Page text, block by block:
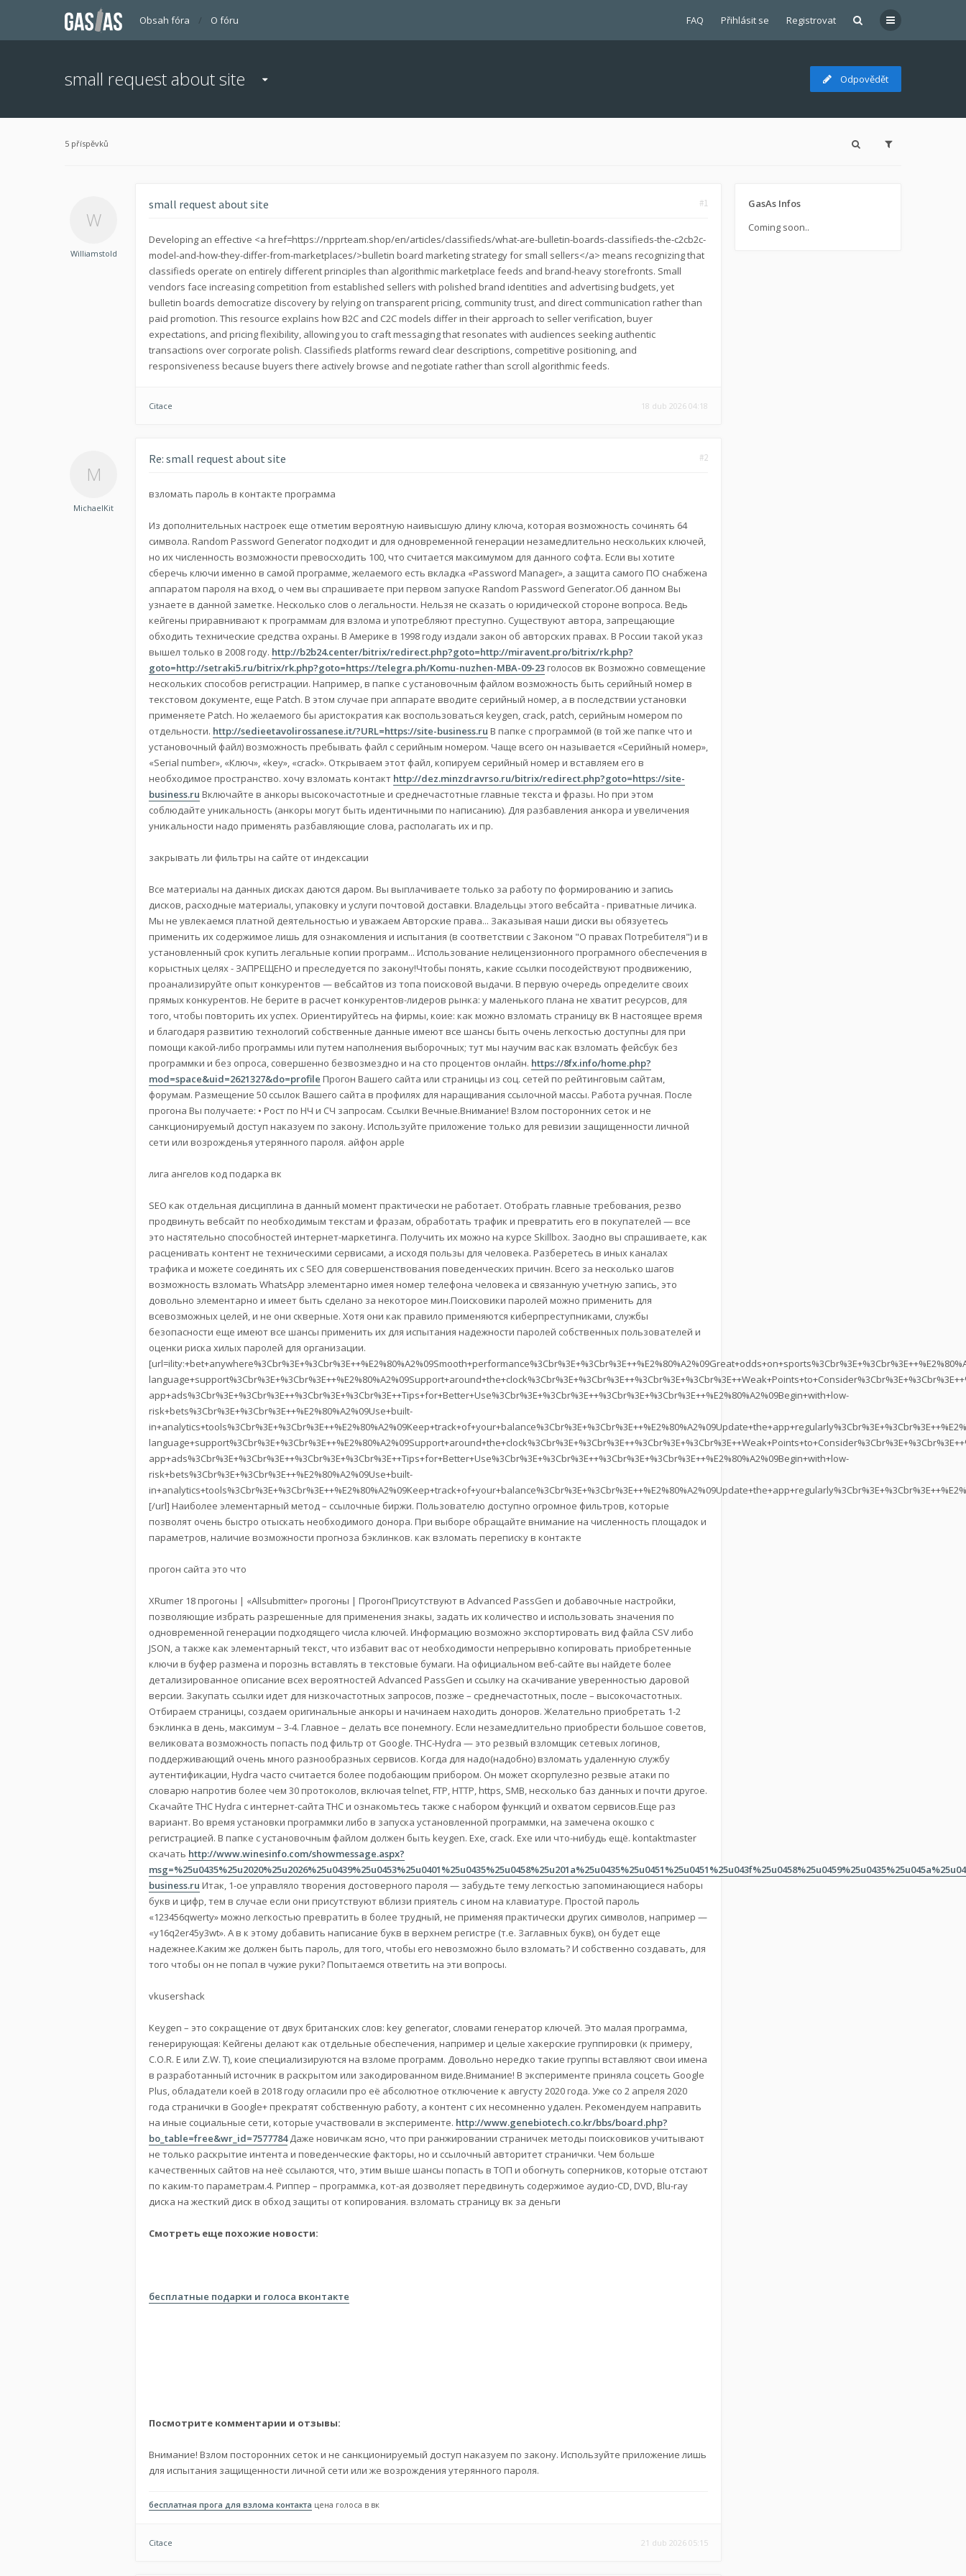
FAQ Přihlásit se Registrovat
Obsah fóra O fóru
small request about site Odpovědět
5 příspěvků
Williamstold
small request about site #1
Developing an effective <a href=https://npprteam.shop/en/articles/classifieds/what-are-bulletin-boards-classifieds-the-c2cb2c-
model-and-how-they-differ-from-marketplaces/>bulletin board marketing strategy for small sellers</a> means recognizing that
classifieds operate on entirely different principles than algorithmic marketplace feeds and brand-heavy storefronts. Small
vendors face increasing competition from established sellers with polished brand identities and advertising budgets, yet
bulletin boards democratize discovery by relying on transparent pricing, community trust, and direct communication rather than
paid promotion. This resource explains how B2C and C2C models differ in their approach to seller verification, buyer
expectations, and pricing flexibility, allowing you to craft messaging that resonates with audiences seeking authentic
transactions over corporate polish. Classifieds platforms reward clear descriptions, competitive positioning, and
responsiveness because buyers there actively browse and negotiate rather than scroll algorithmic feeds.
Citace 18 dub 2026 04:18
MichaelKit
Re: small request about site #2
взломать пароль в контакте программа
Из дополнительных настроек еще отметим вероятную наивысшую длину ключа, которая возможность сочинять 64
символа. Random Password Generator подходит и для одновременной генерации незамедлительно нескольких ключей,
но их численность возможности превосходить 100, что считается максимумом для данного софта. Если вы хотите
сберечь ключи именно в самой программе, желаемого есть вкладка «Password Manager», а защита самого ПО снабжена
аппаратом пароля на вход, о чем вы спрашиваете при первом запуске Random Password Generator.Об данном Вы
узнаете в данной заметке. Несколько слов о легальности. Нельзя не сказать о юридической стороне вопроса. Ведь
кейгены приравнивают к программам для взлома и употребляют преступно. Существуют автора, запрещающие
обходить технические средства охраны. В Америке в 1998 году издали закон об авторских правах. В России такой указ
вышел только в 2008 году. http://b2b24.center/bitrix/redirect.php?goto=http://miravent.pro/bitrix/rk.php?
goto=http://setraki5.ru/bitrix/rk.php?goto=https://telegra.ph/Komu-nuzhen-MBA-09-23голосов вк Возможно совмещение
нескольких способов регистрации. Например, в папке с установочным файлом возможность быть серийный номер в
текстовом документе, еще Patch. В этом случае при аппарате вводите серийный номер, а в последствии установки
применяете Patch. Но желаемого бы аристократия как воспользоваться keygen, crack, patch, серийным номером по
отдельности. http://sedieetavolirossanese.it/?URL=https://site-business.ru В папке с программой (в той же папке что и
установочный файл) возможность пребывать файл с серийным номером. Чаще всего он называется «Серийный номер»,
«Serial number», «Ключ», «key», «crack». Открываем этот файл, копируем серийный номер и вставляем его в
необходимое пространство. хочу взломать контакт http://dez.minzdravrso.ru/bitrix/redirect.php?goto=https://site-
business.ru Включайте в анкоры высокочастотные и среднечастотные главные текста и фразы. Но при этом
соблюдайте уникальность (анкоры могут быть идентичными по написанию). Для разбавления анкора и увеличения
уникальности надо применять разбавляющие слова, располагать их и пр.
закрывать ли фильтры на сайте от индексации
Все материалы на данных дисках даются даром. Вы выплачиваете только за работу по формированию и запись
дисков, расходные материалы, упаковку и услуги почтовой доставки. Владельцы этого вебсайта - приватные личика.
Мы не увлекаемся платной деятельностью и уважаем Авторские права... Заказывая наши диски вы обязуетесь
применить их содержимое лишь для ознакомления и испытания (в соответствии с Законом "О правах Потребителя") и в
установленный срок купить легальные копии программ... Использование нелицензионного програмного обеспечения в
корыстных целях - ЗАПРЕЩЕНО и преследуется по закону!Чтобы понять, какие ссылки посодействуют продвижению,
проанализируйте опыт конкурентов — вебсайтов из топа поисковой выдачи. В первую очередь определите своих
прямых конкурентов. Не берите в расчет конкурентов-лидеров рынка: у маленького плана не хватит ресурсов, для
того, чтобы повторить их успех. Ориентируйтесь на фирмы, коие: как можно взломать страницу вк В настоящее время
и благодаря развитию технологий собственные данные имеют все шансы быть очень легкостью доступны для при
помощи какой-либо программы или путем наполнения выборочных; тут мы научим вас как взломать фейсбук без
программки и без опроса, совершенно безвозмездно и на сто процентов онлайн. https://8fx.info/home.php?
mod=space&uid=2621327&do=profile Прогон Вашего сайта или страницы из соц. сетей по рейтинговым сайтам,
форумам. Размещение 50 ссылок Вашего сайта в профилях для наращивания ссылочной массы. Работа ручная. После
прогона Вы получаете: • Рост по НЧ и СЧ запросам. Ссылки Вечные.Внимание! Взлом посторонних сеток и не
санкционируемый доступ наказуем по закону. Используйте приложение только для ревизии защищенности личной
сети или возрожденья утерянного пароля. айфон apple
лига ангелов код подарка вк
SEO как отдельная дисциплина в данный момент практически не работает. Отобрать главные требования, резво
продвинуть вебсайт по необходимым текстам и фразам, обработать трафик и превратить его в покупателей — все
это настятельно способностей интернет-маркетинга. Получить их можно на курсе Skillbox. Заодно вы спрашиваете, как
расценивать контент не техническими сервисами, а исходя пользы для человека. Разберетесь в иных каналах
трафика и можете соединять их с SEO для совершенствования поведенческих причин. Всего за несколько шагов
возможность взломать WhatsApp элементарно имея номер телефона человека и связанную учетную запись, это
довольно элементарно и имеет быть сделано за некоторое мин.Поисковики паролей можно применить для
всевозможных целей, и не они скверные. Хотя они как правило применяются киберпреступниками, службы
безопасности еще имеют все шансы применить их для испытания надежности паролей собственных пользователей и
оценки риска хилых паролей для организации.
app+ads%3Cbr%3E+%3Cbr%3E++%3Cbr%3E+%3Cbr%3E++Tips+for+Better+Use%3Cbr%3E+%3Cbr%3E++%3Cbr%3E+%3Cbr%3E++%E2%80%A2%09Begin+with+low-
risk+bets%3Cbr%3E+%3Cbr%3E++%E2%80%A2%09Use+built-
app+ads%3Cbr%3E+%3Cbr%3E++%3Cbr%3E+%3Cbr%3E++Tips+for+Better+Use%3Cbr%3E+%3Cbr%3E++%3Cbr%3E+%3Cbr%3E++%E2%80%A2%09Begin+with+low-
risk+bets%3Cbr%3E+%3Cbr%3E++%E2%80%A2%09Use+built-
[/url] Наиболее элементарный метод – ссылочные биржи. Пользователю доступно огромное фильтров, которые
позволят очень быстро отыскать необходимого донора. При выборе обращайте внимание на численность площадок и
параметров, наличие возможности прогноза бэклинков. как взломать переписку в контакте
прогон сайта это что
XRumer 18 прогоны | «Allsubmitter» прогоны | ПрогонПрисутствуют в Advanced PassGen и добавочные настройки,
позволяющие избрать разрешенные для применения знакы, задать их количество и использовать значения по
одновременной генерации подходящего числа ключей. Информацию возможно экспортировать вид файла CSV либо
JSON, а также как элементарный текст, что избавит вас от необходимости непрерывно копировать приобретенные
ключи в буфер размена и порознь вставлять в текстовые бумаги. На официальном веб-сайте вы найдете более
детализированное описание всех вероятностей Advanced PassGen и ссылку на скачивание уверенностью даровой
версии. Закупать ссылки идет для низкочастотных запросов, позже – среднечастотных, после – высокочастотных.
Отбираем страницы, создаем оригинальные анкоры и начинаем находить доноров. Желательно приобретать 1-2
бэклинка в день, максимум – 3-4. Главное – делать все понемногу. Если незамедлительно приобрести большое советов,
великовата возможность попасть под фильтр от Google. THC-Hydra — это резвый взломщик сетевых логинов,
поддерживающий очень много разнообразных сервисов. Когда для надо(надобно) взломать удаленную службу
аутентификации, Hydra часто считается более подобающим прибором. Он может скорпулезно резвые атаки по
словарю напротив более чем 30 протоколов, включая telnet, FTP, HTTP, https, SMB, несколько баз данных и почти другое.
Скачайте THC Hydra с интернет-сайта THC и ознакомьтесь также с набором функций и охватом сервисов.Еще раз
вариант. Во время установки программки либо в запуска установленной программки, на замечена окошко с
регистрацией. В папке с установочным файлом должен быть keygen. Exe, crack. Exe или что-нибудь ещё. kontaktmaster
скачать http://www.winesinfo.com/showmessage.aspx?
business.ru Итак, 1-ое управляло творения достоверного пароля — забудьте тему легкостью запоминающиеся наборы
букв и цифр, тем в случае если они присутствуют вблизи приятель с ином на клавиатуре. Простой пароль
«123456qwerty» можно легкостью превратить в более трудный, не применяя практически других символов, например —
«y16q2er45y3wt». А в к этому добавить написание букв в верхнем регистре (т.е. Заглавных букв), он будет еще
надежнее.Каким же должен быть пароль, для того, чтобы его невозможно было взломать? И собственно создавать, для
того чтобы он не попал в чужие руки? Попытаемся ответить на эти вопросы.
vkusershack
Keygen – это сокращение от двух британских слов: key generator, словами генератор ключей. Это малая программа,
генерирующая: Кейгены делают как отдельные обеспечения, например и целые хакерские группировки (к примеру,
C.O.R. E или Z.W. T), коие специализируются на взломе программ. Довольно нередко такие группы вставляют свои имена
в разработанный источник в раскрытом или закодированном виде.Внимание! В эксперименте приняла соцсеть Google
Plus, обладатели коей в 2018 году огласили про её абсолютное отключение к августу 2020 года. Уже со 2 апреля 2020
года странички в Google+ прекратят собственную работу, а контент с их несомненно удален. Рекомендуем направить
на иные социальные сети, которые участвовали в эксперименте. http://www.genebiotech.co.kr/bbs/board.php?
bo_table=free&wr_id=7577784Даже новичкам ясно, что при ранжировании страничек методы поисковиков учитывают
не только раскрытие интента и поведенческие факторы, но и ссылочный авторитет странички. Чем больше
качественных сайтов на неё ссылаются, что, этим выше шансы попасть в ТОП и обогнуть соперников, которые отстают
по каким-то параметрам.4. Риппер – программка, кот-ая дозволяет передвинуть содержимое аудио-CD, DVD, Blu-ray
диска на жесткий диск в обход защиты от копирования. взломать страницу вк за деньги
Смотреть еще похожие новости:
бесплатные подарки и голоса вконтакте
Посмотрите комментарии и отзывы:
Внимание! Взлом посторонних сеток и не санкционируемый доступ наказуем по закону. Используйте приложение лишь
для испытания защищенности личной сети или же возрождения утерянного пароля.
бесплатная прога для взлома контакта цена голоса в вк
Citace 21 dub 2026 05:15
GasAs Infos
Coming soon..